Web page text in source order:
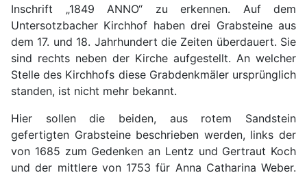
Inschrift „1849 ANNO“ zu erkennen. Auf dem
Untersotzbacher Kirchhof haben drei Grabsteine aus
dem 17. und 18. Jahrhundert die Zeiten überdauert. Sie
sind rechts neben der Kirche aufgestellt. An welcher
Stelle des Kirchhofs diese Grabdenkmäler ursprünglich
standen, ist nicht mehr bekannt.
Hier sollen die beiden, aus rotem Sandstein
gefertigten Grabsteine beschrieben werden, links der
von 1685 zum Gedenken an Lentz und Gertraut Koch
und der mittlere von 1753 für Anna Catharina Weber.